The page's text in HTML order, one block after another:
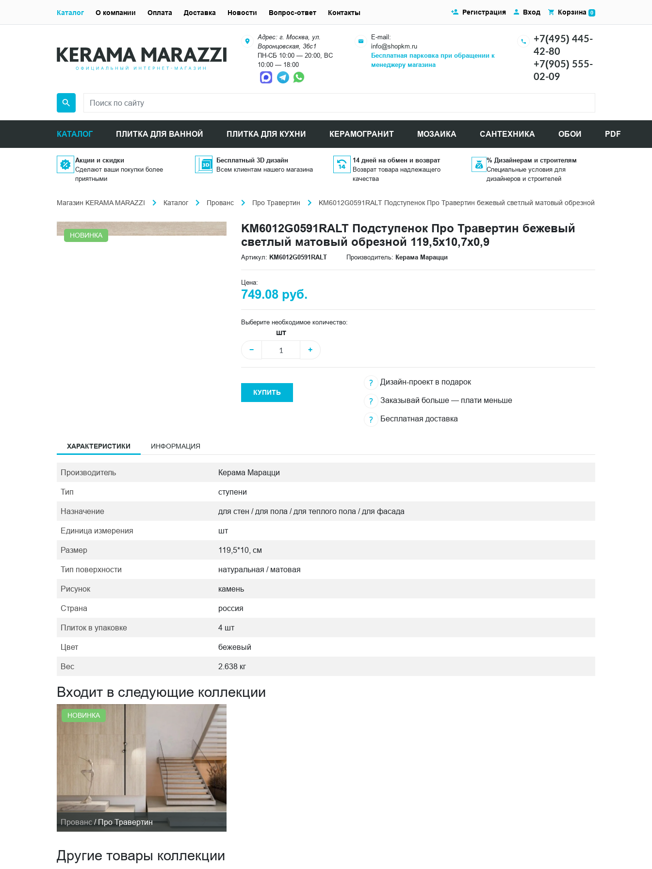
Адрес: г. Москва, ул.
Воронцовская, 36с1
ПН-СБ 10:00 — 20:00, ВС
10:00 — 18:00
E-mail:
info@shopkm.ru
Бесплатная парковка при обращении к
менеджеру магазина
+7(495) 445-
42-80
+7(905) 555-
02-09
КАТАЛОГ ПЛИТКА ДЛЯ ВАННОЙ ПЛИТКА ДЛЯ КУХНИ КЕРАМОГРАНИТ МОЗАИКА САНТЕХНИКА ОБОИ PDF
Регистрация Вход Корзина 0
Каталог О компании Оплата Доставка Новости Вопрос-ответ Контакты
Акции и скидки
Сделают ваши покупки более
приятными
Бесплатный 3D дизайн
Всем клиентам нашего магазина
14 дней на обмен и возврат
Возврат товара надлежащего
качества
% Дизайнерам и строителям
Специальные условия для
дизайнеров и строителей
Магазин KERAMA MARAZZI Каталог Прованс Про Травертин KM6012G0591RALT Подступенок Про Травертин бежевый светлый матовый обрезной 119,5x10,7x0,9
НОВИНКА
KM6012G0591RALT Подступенок Про Травертин бежевый
светлый матовый обрезной 119,5x10,7x0,9
Артикул: KM6012G0591RALT Производитель: Керама Марацци
Цена:
749.08 руб.
Выберите необходимое количество:
шт
−
+
КУПИТЬ
Дизайн-проект в подарок
Заказывай больше — плати меньше
Бесплатная доставка
ХАРАКТЕРИСТИКИ ИНФОРМАЦИЯ
Производитель Керама Марацци
Тип ступени
Назначение для стен / для пола / для теплого пола / для фасада
Единица измерения шт
Размер 119,5*10, см
Тип поверхности натуральная / матовая
Рисунок камень
Страна россия
Плиток в упаковке 4 шт
Цвет бежевый
Вес 2.638 кг
Входит в следующие коллекции
НОВИНКА
Прованс / Про Травертин
Другие товары коллекции